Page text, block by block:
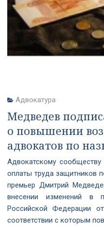
Адвокатура
Медведев
о повышении
адвокатов по
Адвокатскому сообществу
оплаты труда защитников
премьер Дмитрий
внесении изменений в
Российской
соответствии с которым